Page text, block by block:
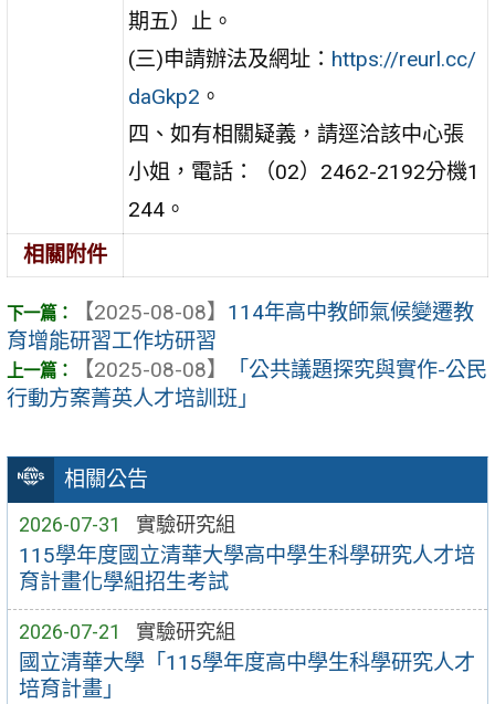
相關公告
2026-07-31 實驗研究組
115學年度國立清華大學高中學生科學研究人才培
育計畫化學組招生考試
2026-07-21 實驗研究組
國立清華大學「115學年度高中學生科學研究人才
培育計畫」
期五）止。
(三)申請辦法及網址： https://reurl.cc/
daGkp2 。
四、如有相關疑義，請逕洽該中心張
小姐，電話：（02）2462-2192分機1
244。
相關附件
【2025-08-08】 114年高中教師氣候變遷教
育增能研習工作坊研習
【2025-08-08】
「公共議題探究與實作-公民
行動方案菁英人才培訓班」